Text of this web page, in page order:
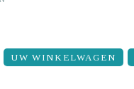
UW WINKELWAGEN